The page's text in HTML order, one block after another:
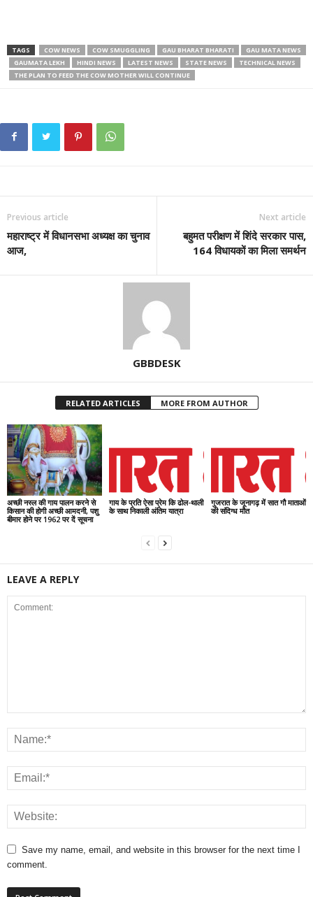
TAGS COW NEWS COW SMUGGLING GAU BHARAT BHARATI
GAU MATA NEWS
GAUMATA LEKH
HINDI NEWS LATEST NEWS STATE NEWS
TECHNICAL NEWS
THE PLAN TO FEED THE COW MOTHER WILL CONTINUE
Previous article
महाराष्ट्र में विधानसभा अध्यक्ष का चुनाव
आज,
Next article
बहुमत परीक्षण में शिंदे सरकार पास,
164 विधायकों का मिला समर्थन
GBBDESK
RELATED ARTICLES MORE FROM AUTHOR
अच्छी नस्ल की गाय पालन करने से
किसान की होगी अच्छी आमदनी, पशु
बीमार होने पर 1962 पर दें सूचना
गाय के प्रति ऐसा प्रेम कि ढोल-थाली
के साथ निकाली अंतिम यात्रा
गुजरात के जूनागढ़ में सात गौ माताओं
की संदिग्ध मौत
LEAVE A REPLY
Save my name, email, and website in this browser for the next time I
comment.